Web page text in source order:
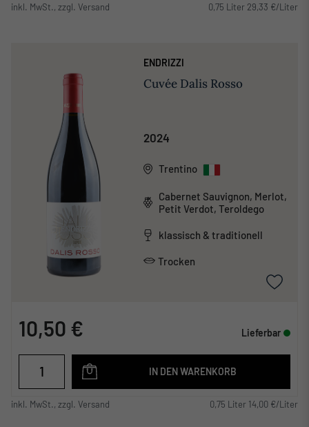
inkl. MwSt., zzgl. Versand 0,75 Liter 29,33 €/Liter
ENDRIZZI
Cuvée Dalis Rosso
2024
Trentino
Cabernet Sauvignon, Merlot,
Petit Verdot, Teroldego
klassisch & traditionell
Trocken
10,50 € Lieferbar
IN DEN WARENKORB
inkl. MwSt., zzgl. Versand 0,75 Liter 14,00 €/Liter